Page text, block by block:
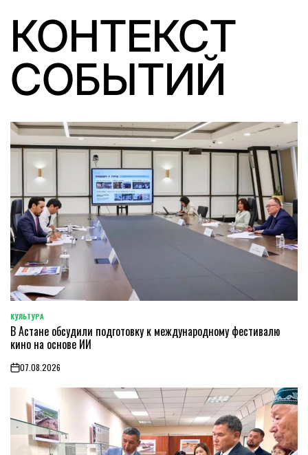
КОНТЕКСТ
СОБЫТИЙ
POSTED
IN
КУЛЬТУРА
В Астане обсудили подготовку к международному фестивалю
кино на основе ИИ
on07.08.2026